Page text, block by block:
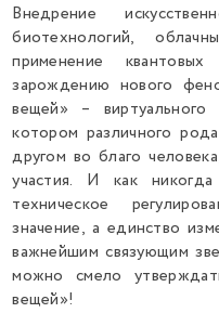
Внедрение
биотехнологий,
применение
зарождению нового
вещей» –
котором различного
другом во благо
участия. И как
техническое
значение, а единство
важнейшим связующим
можно смело
вещей»!